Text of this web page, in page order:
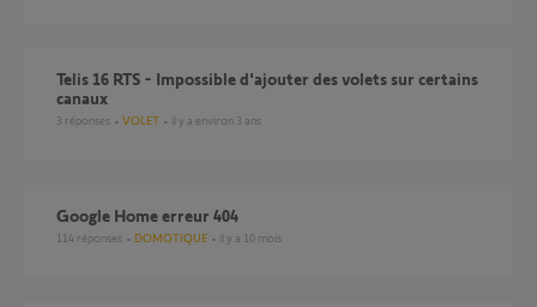
Telis 16 RTS - Impossible d'ajouter des volets sur certains
canaux
3 réponses VOLET il y a environ 3 ans
Google Home erreur 404
114 réponses DOMOTIQUE il y a 10 mois